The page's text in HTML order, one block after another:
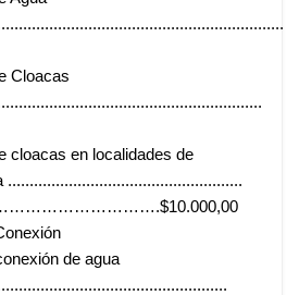
Cloacas
cloacas en localidades de
de agua